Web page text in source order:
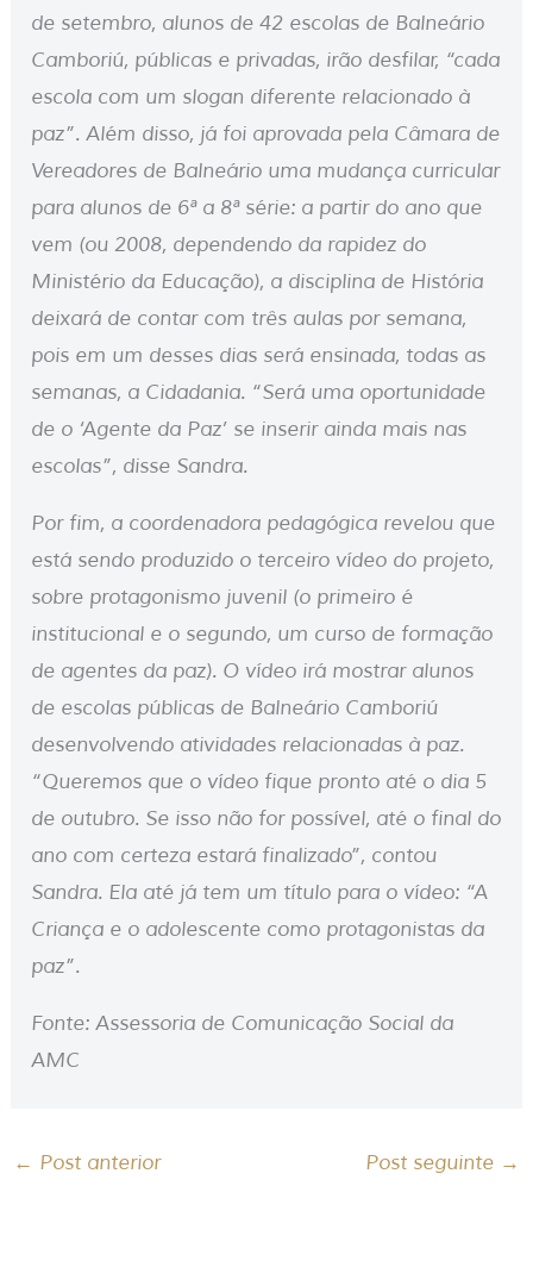
de setembro, alunos de 42 escolas de Balneário
Camboriú, públicas e privadas, irão desfilar, “cada
escola com um slogan diferente relacionado à
paz”. Além disso, já foi aprovada pela Câmara de
Vereadores de Balneário uma mudança curricular
para alunos de 6ª a 8ª série: a partir do ano que
vem (ou 2008, dependendo da rapidez do
Ministério da Educação), a disciplina de História
deixará de contar com três aulas por semana,
pois em um desses dias será ensinada, todas as
semanas, a Cidadania. “Será uma oportunidade
de o ‘Agente da Paz’ se inserir ainda mais nas
escolas”, disse Sandra.
Por fim, a coordenadora pedagógica revelou que
está sendo produzido o terceiro vídeo do projeto,
sobre protagonismo juvenil (o primeiro é
institucional e o segundo, um curso de formação
de agentes da paz). O vídeo irá mostrar alunos
de escolas públicas de Balneário Camboriú
desenvolvendo atividades relacionadas à paz.
“Queremos que o vídeo fique pronto até o dia 5
de outubro. Se isso não for possível, até o final do
ano com certeza estará finalizado”, contou
Sandra. Ela até já tem um título para o vídeo: “A
Criança e o adolescente como protagonistas da
paz”.
Fonte: Assessoria de Comunicação Social da
AMC
← Post anterior Post seguinte →